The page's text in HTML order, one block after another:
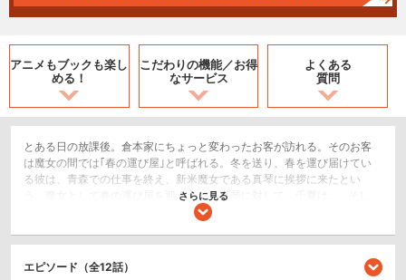
アニメもブックも楽し
める！
こだわりの機能／お得
なサービス
よくある
質問
とある日の放課後。倉本家にちょっと変わったお客が訪れる。そのお客
は魔女の間では｢春の運び屋｣と呼ばれる。冬を送り、春を運び届けてい
る彼は、青森での仕事を終え、新米魔女である真琴に挨拶に来たとい
う。魔女として春の運び屋を迎え入れる真琴に対して、千夏は…。そし
て、また、別の日。春が訪れた青森で圭は、道端にばっけが生えている
持って帰ることを提案し…。
ドラマ/青春
さらに見る
エピソード（全12話）